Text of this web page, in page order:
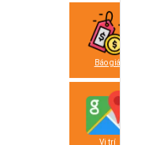
Báo giá
Vị trí